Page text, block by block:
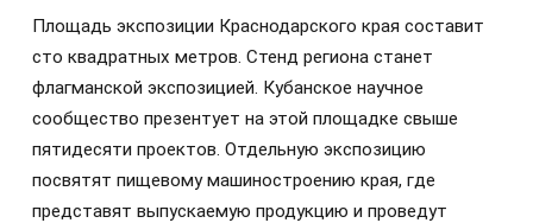
Площадь экспозиции Краснодарского края составит
сто квадратных метров. Стенд региона станет
флагманской экспозицией. Кубанское научное
сообщество презентует на этой площадке свыше
пятидесяти проектов. Отдельную экспозицию
посвятят пищевому машиностроению края, где
представят выпускаемую продукцию и проведут